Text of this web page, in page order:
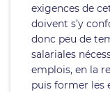
exigences de
doivent s’y
donc peu de
salariales
emplois, en la
puis former les